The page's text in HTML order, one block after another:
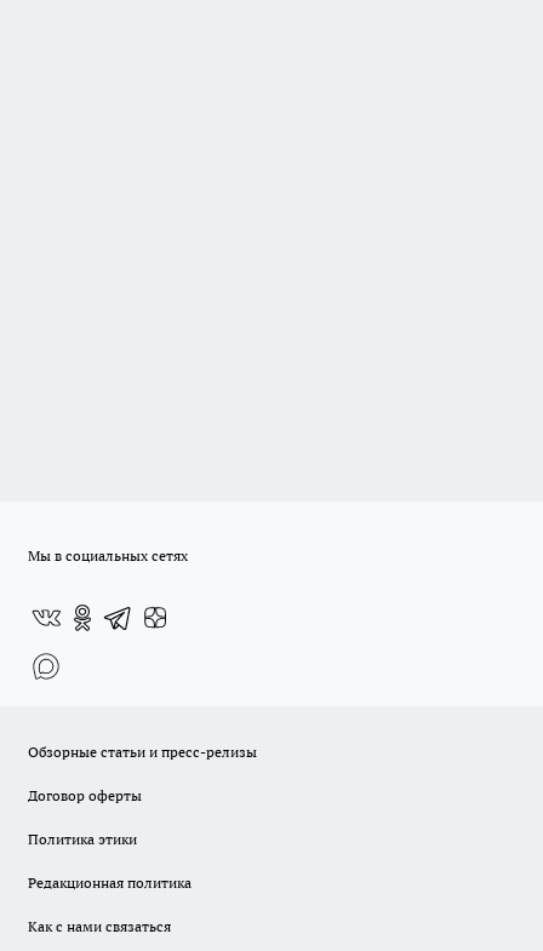
Мы в социальных сетях
Обзорные статьи и пресс-релизы
Договор оферты
Политика этики
Редакционная политика
Как с нами связаться